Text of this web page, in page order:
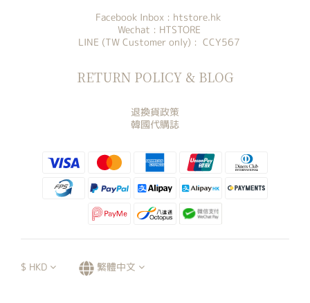
Facebook Inbox : htstore.hk
Wechat : HTSTORE
LINE (TW Customer only) : CCY567
RETURN POLICY & BLOG
退換貨政策
韓國代購誌
$ HKD 繁體中文